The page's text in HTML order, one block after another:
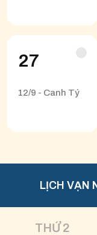
27
12/9 - Canh Tý
LỊCH VẠN
THỨ 2